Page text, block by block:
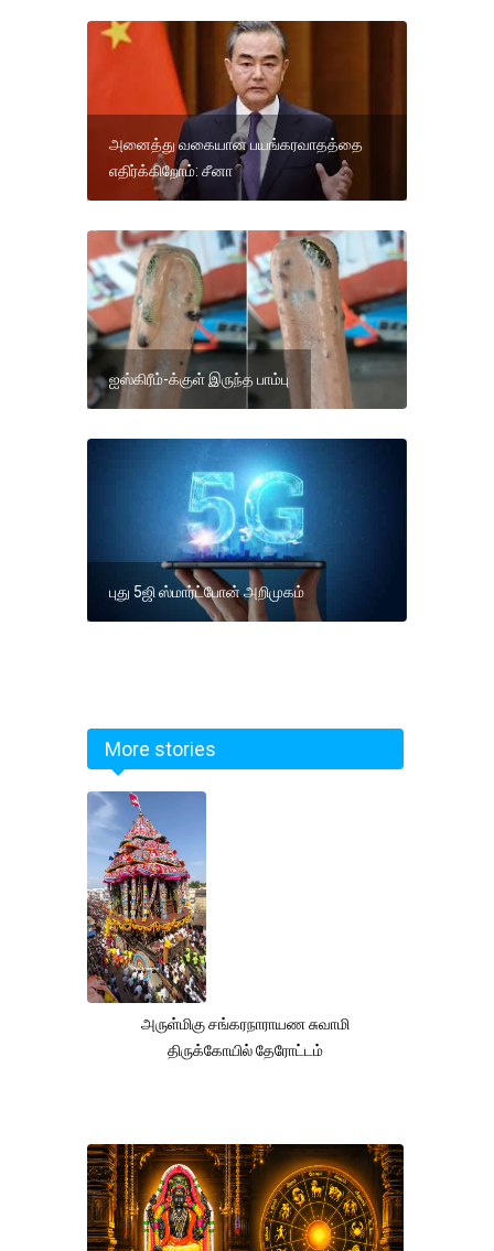
அனைத்து வகையான பயங்கரவாதத்தை
எதிர்க்கிறோம்: சீனா
ஐஸ்கிரீம்-க்குள் இருந்த பாம்பு
புது 5ஜி ஸ்மார்ட்போன் அறிமுகம்
More stories
அருள்மிகு சங்கரநாராயண சுவாமி
திருக்கோயில் தேரோட்டம்